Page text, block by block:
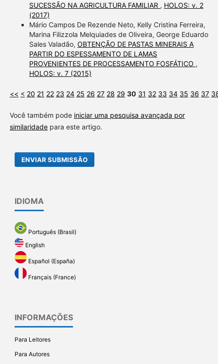
SUCESSÃO NA AGRICULTURA FAMILIAR , HOLOS: v. 2
(2017)
Mário Campos De Rezende Neto, Kelly Cristina Ferreira,
Marina Filizzola Melquiades de Oliveira, George Eduardo
Sales Valadão, OBTENÇÃO DE PASTAS MINERAIS A
PARTIR DO ESPESSAMENTO DE LAMAS
PROVENIENTES DE PROCESSAMENTO FOSFÁTICO ,
HOLOS: v. 7 (2015)
<< < 20 21 22 23 24 25 26 27 28 29 30 31 32 33 34 35 36 37
Você também pode iniciar uma pesquisa avançada por
similaridadepara este artigo.
ENVIAR SUBMISSÃO
IDIOMA
Português (Brasil)
English
Español (España)
Français (France)
INFORMAÇÕES
Para Leitores
Para Autores